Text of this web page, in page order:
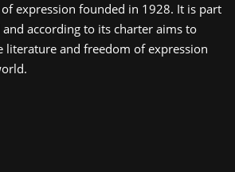
expression founded in 1928. It is part
according to its charter aims to
literature and freedom of expression